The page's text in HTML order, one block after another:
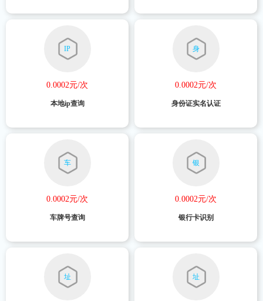
IP
0.0002元/次
本地ip查询
身
0.0002元/次
身份证实名认证
车
0.0002元/次
车牌号查询
银
0.0002元/次
银行卡识别
址 址